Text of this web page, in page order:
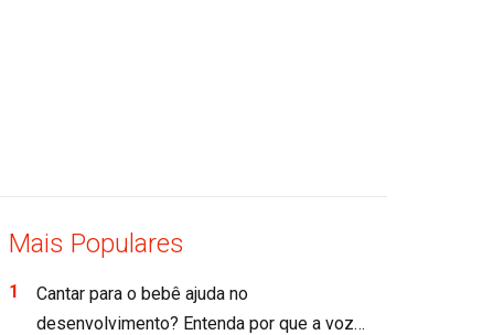
Mais Populares
Cantar para o bebê ajuda no
desenvolvimento? Entenda por que a voz…